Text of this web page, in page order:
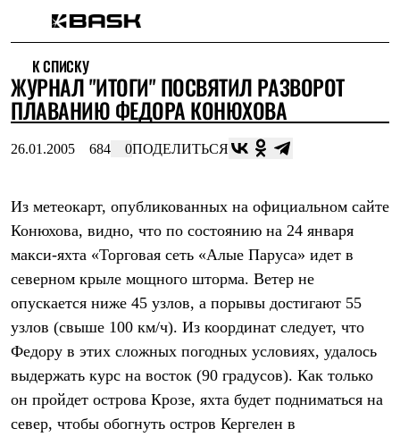
Интернет-магазин
Мужская одежда
Утепленная пухом
Куртки
Жилеты
Куртки
Штормовая одежда
Куртки
Софтшелл одежда
Куртки
Брюки
Флисовая одежда
Куртки
Брюки
Термобелье
Теплое термобелье
К СПИСКУ
ЖУРНАЛ "ИТОГИ" ПОСВЯТИЛ РАЗВОРОТ
ПЛАВАНИЮ ФЕДОРА КОНЮХОВА
26.01.2005 684 0ПОДЕЛИТЬСЯ
Из метеокарт, опубликованных на официальном сайте
Конюхова, видно, что по состоянию на 24 января
макси-яхта «Торговая сеть «Алые Паруса» идет в
северном крыле мощного шторма. Ветер не
опускается ниже 45 узлов, а порывы достигают 55
узлов (свыше 100 км/ч). Из координат следует, что
Федору в этих сложных погодных условиях, удалось
выдержать курс на восток (90 градусов). Как только
он пройдет острова Крозе, яхта будет подниматься на
север, чтобы обогнуть остров Кергелен в